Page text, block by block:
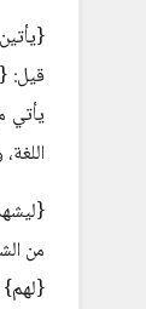
قيل:
يأتي
من
{لهم}